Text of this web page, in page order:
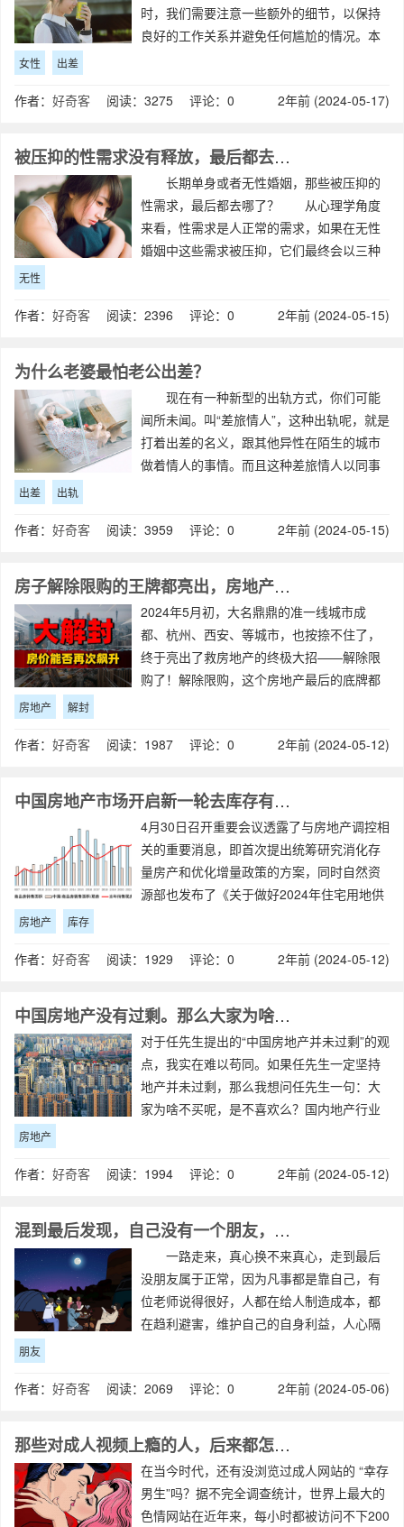
时，我们需要注意一些额外的细节，以保持
良好的工作关系并避免任何尴尬的情况。本
方 首先，要尊重女同事的意见和决定。
女性 出差
作者： 好奇客 阅读：3275 评论：0 2年前 (2024-05-17)
被压抑的性需求没有释放，最后都去哪了？
长期单身或者无性婚姻，那些被压抑的
性需求，最后都去哪了？ 从心理学角度
来看，性需求是人正常的需求，如果在无性
婚姻中这些需求被压抑，它们最终会以三种
来满足自己的性需求。 正如李银河老师
无性
作者： 好奇客 阅读：2396 评论：0 2年前 (2024-05-15)
为什么老婆最怕老公出差？
现在有一种新型的出轨方式，你们可能
闻所未闻。叫“差旅情人”，这种出轨呢，就是
打着出差的名义，跟其他异性在陌生的城市
做着情人的事情。而且这种差旅情人以同事
起出差谈合作，实际上，俩人在另一个城市
出差 出轨
作者： 好奇客 阅读：3959 评论：0 2年前 (2024-05-15)
房子解除限购的王牌都亮出，房地产市场会迎来第二春吗？
2024年5月初，大名鼎鼎的准一线城市成
都、杭州、西安、等城市，也按捺不住了，
终于亮出了救房地产的终极大招——解除限
购了！解除限购，这个房地产最后的底牌都
依我看来，可能还是没什么用！相反，这最
房地产 解封
作者： 好奇客 阅读：1987 评论：0 2年前 (2024-05-12)
中国房地产市场开启新一轮去库存有何意义？
4月30日召开重要会议透露了与房地产调控相
关的重要消息，即首次提出统筹研究消化存
量房产和优化增量政策的方案，同时自然资
源部也发布了《关于做好2024年住宅用地供
前后，广州、深圳、杭州、西安等
房地产 库存
作者： 好奇客 阅读：1929 评论：0 2年前 (2024-05-12)
中国房地产没有过剩。那么大家为啥不买房？
对于任先生提出的“中国房地产并未过剩”的观
点，我实在难以苟同。如果任先生一定坚持
地产并未过剩，那么我想问任先生一句：大
家为啥不买呢，是不喜欢么？国内地产行业
已经翻了将近5倍，也就是说三口之
房地产
作者： 好奇客 阅读：1994 评论：0 2年前 (2024-05-12)
混到最后发现，自己没有一个朋友，究竟正不正常？
一路走来，真心换不来真心，走到最后
没朋友属于正常，因为凡事都是靠自己，有
位老师说得很好，人都在给人制造成本，都
在趋利避害，维护自己的自身利益，人心隔
人脉关系导致朋友是社会的工具，但是人成
朋友
作者： 好奇客 阅读：2069 评论：0 2年前 (2024-05-06)
那些对成人视频上瘾的人，后来都怎样了？
在当今时代，还有没浏览过成人网站的 “幸存
男生”吗？据不完全调查统计，世界上最大的
色情网站在近年来，每小时都被访问不下200